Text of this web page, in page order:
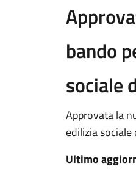
bando
sociale
Approvata la
edilizia sociale
Ultimo